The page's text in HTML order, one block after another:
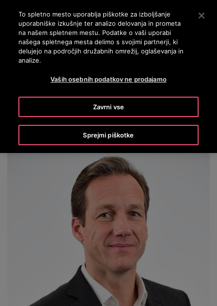
Pritisnite Enter, da preskočite na glavno vsebino
ISKANJE
Roman Teichert
To spletno mesto uporablja piškotke za izboljšanje
uporabniške izkušnje ter analizo delovanja in prometa
na našem spletnem mestu. Podatke o vaši uporabi
našega spletnega mesta delimo s svojimi partnerji, ki
delujejo na področjih družabnih omrežij, oglaševanja in
analize.
Vaših osebnih podatkov ne prodajamo
Zavrni vse
Sprejmi piškotke